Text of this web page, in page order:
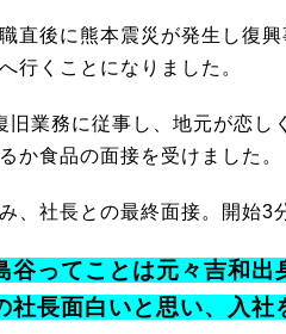
直後に熊本震災が発生し復
行くことになりました。
旧業務に従事し、地元が恋し
か食品の面接を受けました。
、社長との最終面接。開始3
谷ってことは元々吉和出
社長面白いと思い、入社